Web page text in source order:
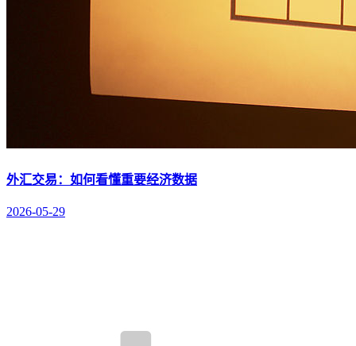
外汇交易：如何看懂重要经济数据
2026-05-29